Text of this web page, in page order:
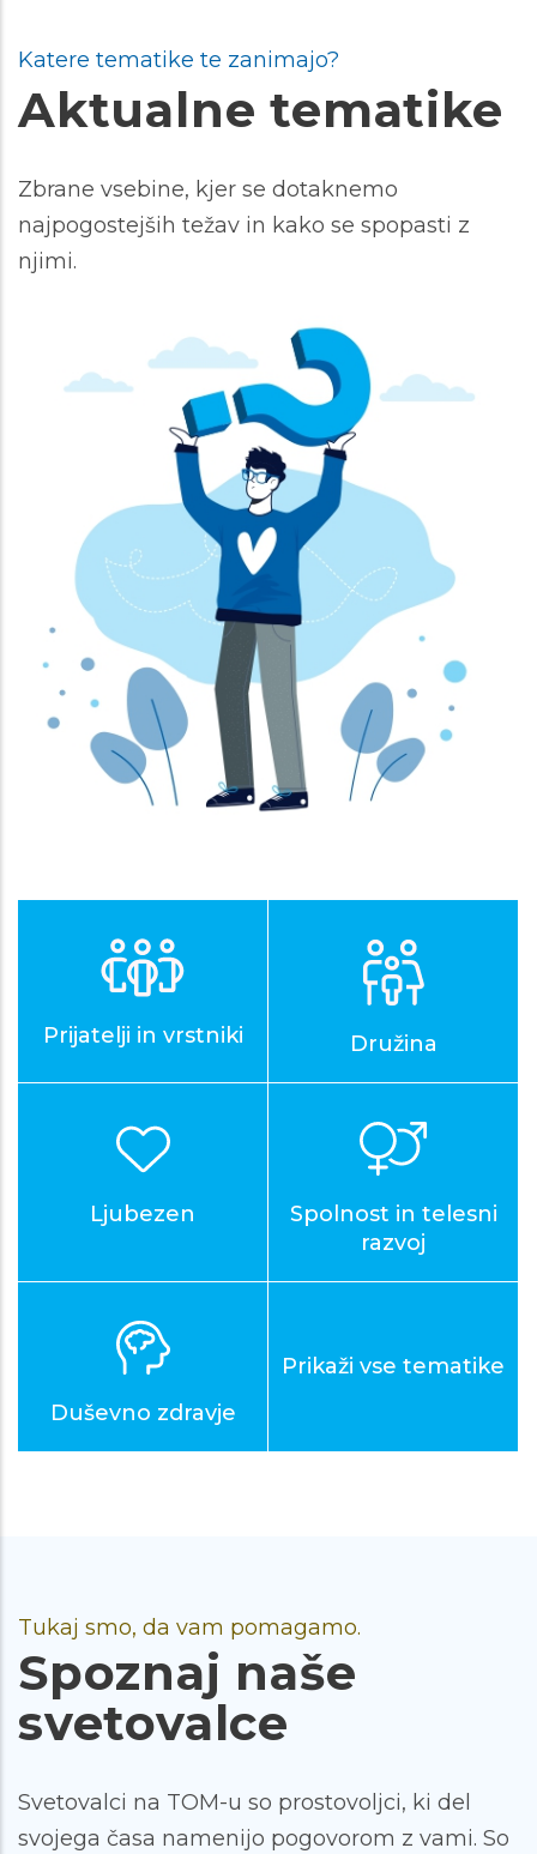
Katere tematike te zanimajo?
Aktualne tematike
Zbrane vsebine, kjer se dotaknemo
najpogostejših težav in kako se spopasti z
njimi.
Prijatelji in vrstniki Družina
Ljubezen
Spolnost in telesni
razvoj
Duševno zdravje
Prikaži vse tematike
Tukaj smo, da vam pomagamo.
Spoznaj naše
svetovalce
Svetovalci na TOM-u so prostovoljci, ki del
svojega časa namenijo pogovorom z vami. So